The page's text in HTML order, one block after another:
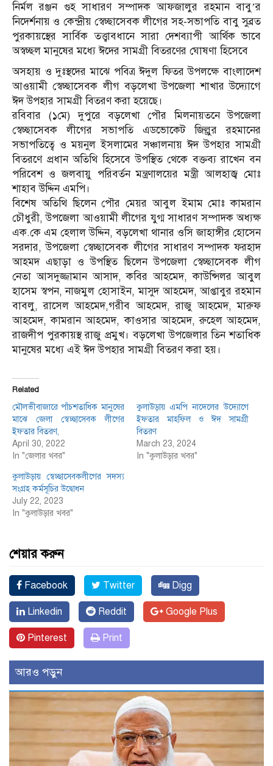
নির্মল রঞ্জন গুহ সাধারণ সম্পাদক আফজালুর রহমান বাবু’র
নিদের্শনায় ও কেন্দ্রীয় স্বেচ্ছাসেবক লীগের সহ-সভাপতি বাবু সুব্রত
পুরকায়স্থের সার্বিক তত্ত্বাবধানে সারা দেশব্যাপী আর্থিক ভাবে
অস্বচ্ছল মানুষের মধ্যে ঈদের সামগ্রী বিতরণের ঘোষণা হিসেবে
অসহায় ও দুঃস্থদের মাঝে পবিত্র ঈদুল ফিতর উপলক্ষে বাংলাদেশ
আওয়ামী স্বেচ্ছাসেবক লীগ বড়লেখা উপজেলা শাখার উদ্যোগে
ঈদ উপহার সামগ্রী বিতরণ করা হয়েছে।
রবিবার (১মে) দুপুরে বড়লেখা পৌর মিলনায়তনে উপজেলা
স্বেচ্ছাসেবক লীগের সভাপতি এডভোকেট জিল্লুর রহমানের
সভাপতিত্বে ও ময়নুল ইসলামের সঞ্চালনায় ঈদ উপহার সামগ্রী
বিতরণে প্রধান অতিথি হিসেবে উপস্থিত থেকে বক্তব্য রাখেন বন
পরিবেশ ও জলবায়ু পরিবর্তন মন্ত্রণালয়ের মন্ত্রী আলহাজ্ব মোঃ
শাহাব উদ্দিন এমপি।
বিশেষ অতিথি ছিলেন পৌর মেয়র আবুল ইমাম মোঃ কামরান
চৌধুরী, উপজেলা আওয়ামী লীগের যুগ্ম সাধারণ সম্পাদক অধ্যক্ষ
এক.কে এম হেলাল উদ্দিন, বড়লেখা থানার ওসি জাহাঙ্গীর হোসেন
সরদার, উপজেলা স্বেচ্ছাসেবক লীগের সাধারণ সম্পাদক ফরহাদ
আহমদ এছাড়া ও উপস্থিত ছিলেন উপজেলা স্বেচ্ছাসেবক লীগ
নেতা আসদুজ্জামান আসাদ, কবির আহমেদ, কাউন্সিলর আবুল
হাসেম স্বপন, নাজমুল হোসাইন, মাসুদ আহমেদ, আপ্তাবুর রহমান
বাবলু, রাসেল আহমেদ,গরীব আহমেদ, রাজু আহমেদ, মারুফ
আহমেদ, কামরান আহমেদ, কাওসার আহমেদ, রুহেল আহমেদ,
রাজদীপ পুরকায়স্থ রাজু প্রমুখ। বড়লেখা উপজেলার তিন শতাধিক
মানুষের মধ্যে এই ঈদ উপহার সামগ্রী বিতরণ করা হয়।
Related
মৌলভীবাজারে পাঁচশতাধিক মানুষের
মাঝে জেলা স্বেচ্ছাসেবক লীগের
ইফতার বিতরণ,
April 30, 2022
In "জেলার খবর"
কুলাউড়ায় এমপি নাদেলের উদ্যোগে
ইফতার মাহফিল ও ঈদ সামগ্রী
বিতরণ
March 23, 2024
In "কুলাউড়ার খবর"
কুলাউড়ায় স্বেচ্ছাসেবকলীগের সদস্য
সংগ্রহ কর্মসূচির উদ্বোধন
July 22, 2023
In "কুলাউড়ার খবর"
শেয়ার করুন
Facebook Twitter Digg
Linkedin Reddit Google Plus
Pinterest Print
আরও পড়ুন